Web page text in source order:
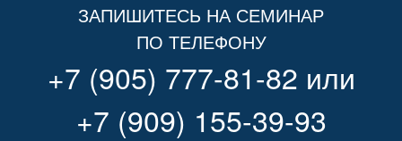
ЗАПИШИТЕСЬ НА СЕМИНАР
ПО ТЕЛЕФОНУ
+7 (905) 777-81-82 или
+7 (909) 155-39-93